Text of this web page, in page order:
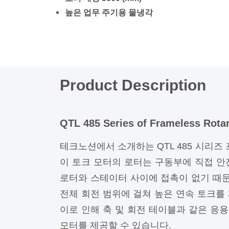
높은 업무 주기용 물냉각
Product Description
QTL 485 Series of Frameless
테크노션에서 소개하는 QTL 485 시리즈
이 토크 모터의 로터는 구동부에 직접
로터와 스테이터 사이에 접촉이 없기 때
전체 회전 범위에 걸쳐 높은 연속 토크
이로 인해 축 및 회전 테이블과 같은 응
모터를 제공할 수 있습니다.